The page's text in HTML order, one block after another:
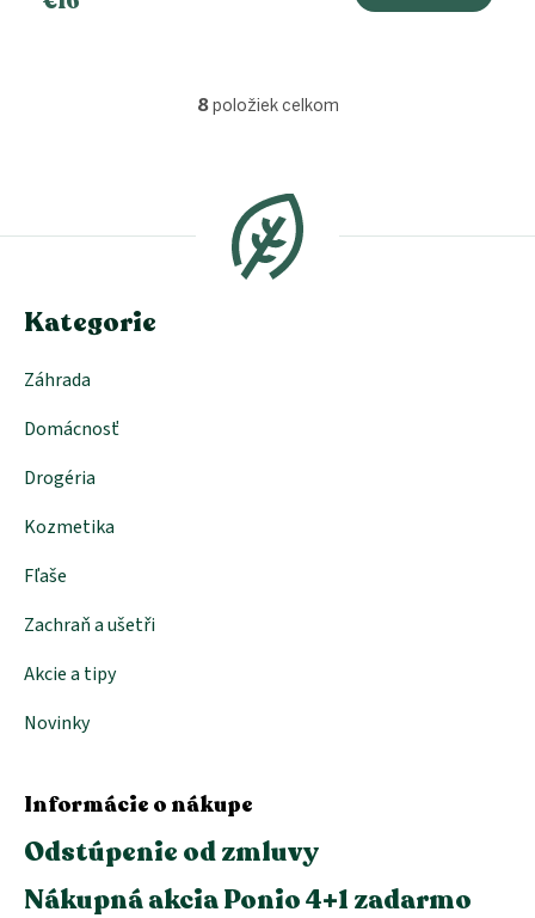
O
d
a
c
i
8položiek celkom
ä
Kategorie
Záhrada
Domácnosť
Drogéria
Kozmetika
Fľaše
Zachraň a ušetři
Akcie a tipy
Novinky
Informácie o nákupe
Odstúpenie od zmluvy
Nákupná akcia Ponio 4+1 zadarmo